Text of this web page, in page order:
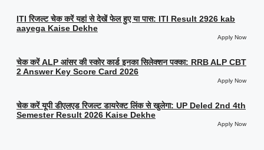
ITI रिजल्ट चेक करें यहां से देखें फेल हुए या पास: ITI Result 2926 kab
aayega Kaise Dekhe
Apply Now
चेक करें ALP आंसर की स्कोर कार्ड इनका सिलेक्शन पक्का: RRB ALP CBT
2 Answer Key Score Card 2026
Apply Now
चेक करें यूपी डीएलएड रिजल्ट डायरेक्ट लिंक से खुलेगा: UP Deled 2nd 4th
Semester Result 2026 Kaise Dekhe
Apply Now